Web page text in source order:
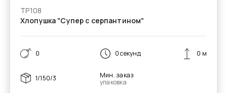
ТР108
Хлопушка "Супер с серпантином"
0 0 секунд 0 м
1/150/3
Мин. заказ
упаковка